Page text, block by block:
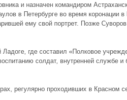
и назначен командиром
в Петербурге во время коронации
ему свой портрет. Позже
где составил «Полковое
солдат, внутренней службе и
регулярно проходивших в Красном